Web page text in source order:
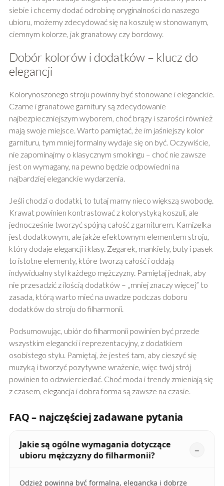
siebie i chcemy dodać odrobinę oryginalności do naszego
ubioru, możemy zdecydować się na koszulę w stonowanym,
ciemnym kolorze, jak granatowy czy bordowy.
Dobór kolorów i dodatków – klucz do
elegancji
Kolorynoszonego stroju powinny być stonowane i eleganckie.
Czarne i granatowe garnitury są zdecydowanie
najbezpieczniejszym wyborem, choć brązy i szarości również
mają swoje miejsce. Warto pamiętać, że im jaśniejszy kolor
garnituru, tym mniej formalny wydaje się on być. Oczywiście,
nie zapominajmy o klasycznym smokingu – choć nie zawsze
jest on wymagany, na pewno będzie odpowiedni na
najbardziej eleganckie wydarzenia.
Jeśli chodzi o dodatki, to tutaj mamy nieco większą swobodę.
Krawat powinien kontrastować z kolorystyką koszuli, ale
jednocześnie tworzyć spójną całość z garniturem. Kamizelka
jest dodatkowym, ale jakże efektownym elementem stroju,
który dodaje elegancji i klasy. Zegarek, mankiety, buty i pasek
to istotne elementy, które tworzą całość i oddają
indywidualny styl każdego mężczyzny. Pamiętaj jednak, aby
nie przesadzić z ilością dodatków – „mniej znaczy więcej” to
zasada, którą warto mieć na uwadze podczas doboru
dodatków do stroju do filharmonii.
Podsumowując, ubiór do filharmonii powinien być przede
wszystkim elegancki i reprezentacyjny, z dodatkiem
osobistego stylu. Pamiętaj, że jesteś tam, aby cieszyć się
muzyką i tworzyć pozytywne wrażenie, więc twój strój
powinien to odzwierciedlać. Choć moda i trendy zmieniają się
z czasem, elegancja i dobra forma są zawsze na czasie.
FAQ – najczęściej zadawane pytania
Jakie są ogólne wymagania dotyczące
ubioru mężczyzny do filharmonii?
Odzież powinna być formalna, elegancka i dobrze